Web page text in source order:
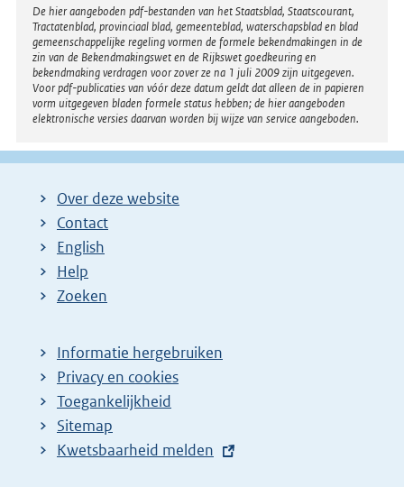
Disclaimer
De hier aangeboden pdf-bestanden van het Staatsblad, Staatscourant,
Tractatenblad, provinciaal blad, gemeenteblad, waterschapsblad en blad
gemeenschappelijke regeling vormen de formele bekendmakingen in de
zin van de Bekendmakingswet en de Rijkswet goedkeuring en
bekendmaking verdragen voor zover ze na 1 juli 2009 zijn uitgegeven.
Voor pdf-publicaties van vóór deze datum geldt dat alleen de in papieren
vorm uitgegeven bladen formele status hebben; de hier aangeboden
elektronische versies daarvan worden bij wijze van service aangeboden.
Over deze website
Contact
English
Help
Zoeken
Informatie hergebruiken
Privacy en cookies
Toegankelijkheid
Sitemap
E
Kwetsbaarheid melden